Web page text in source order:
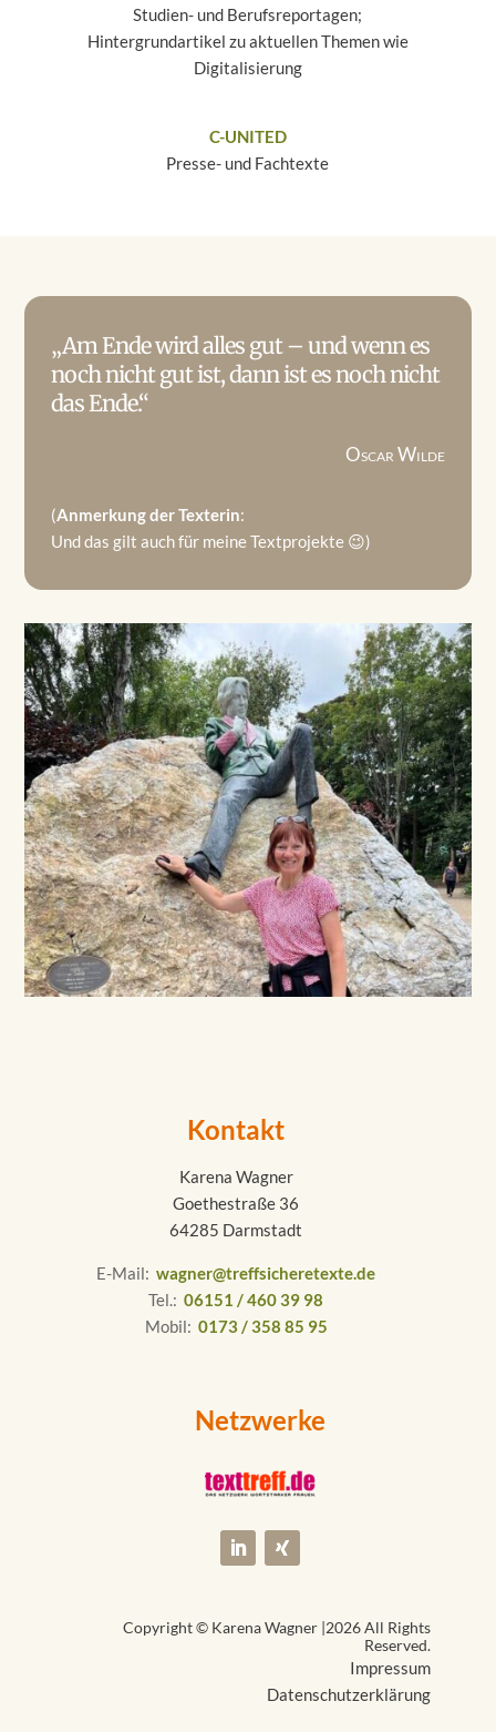
Studien- und Berufsreportagen;
Hintergrundartikel zu aktuellen Themen wie
Digitalisierung
C-UNITED
Presse- und Fachtexte
„Am Ende wird alles gut – und wenn es
noch nicht gut ist, dann ist es noch nicht
das Ende.“
Oscar Wilde
(Anmerkung der Texterin:
Und das gilt auch für meine Textprojekte 😉)
Kontakt
Karena Wagner
Goethestraße 36
64285 Darmstadt
E-Mail:wagner@treffsicheretexte.de
Tel.:06151 / 460 39 98
Mobil: 0173 / 358 85 95
Netzwerke
Copyright © Karena Wagner |2026 All Rights
Reserved.
Impressum
Datenschutzerklärung